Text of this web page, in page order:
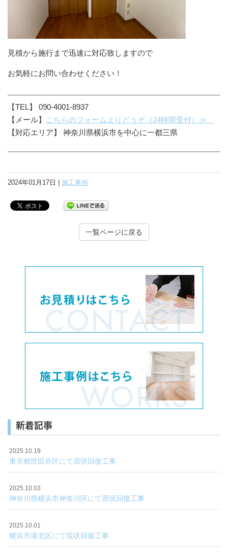
見積から施行まで迅速に対応致しますので
お気軽にお問い合わせください！
【TEL】 090-4001-8937
【メール】
こちらのフォームよりどうぞ（24時間受付）≫
【対応エリア】 神奈川県横浜市を中心に一都三県
2024年01月17日 | 施工事例
一覧ページに戻る
新着記事
2025.10.19
東京都世田谷区にて原状回復工事
2025.10.03
神奈川県横浜市神奈川区にて原状回復工事
2025.10.01
横浜市港北区にて現状回復工事